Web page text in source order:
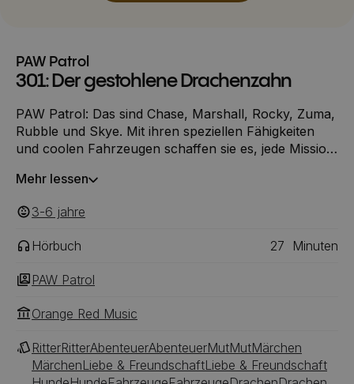
PAW Patrol
301: Der gestohlene Drachenzahn
PAW Patrol: Das sind Chase, Marshall, Rocky, Zuma,
Rubble und Skye. Mit ihren speziellen Fähigkeiten
und coolen Fahrzeugen schaffen sie es, jede Mission
Schloss Bellenburg. Hier werden sie von der
Ritter Klaue möchte den Drachen anlocken und
Doch dafür benötigt er den legendären
Drachenzahn. Als er ihn schließlich findet, entwendet
er ihn aus der Schatzkammer und versucht zu
fliehen. Doch für die PAW Patrol gilt: Kein Einsatz zu
groß, keine Pfote zu klein!
Mehr lessen
3-6 ‎‎ jahre
Hörbuch 27 Minuten
PAW Patrol
Orange Red Music
RitterRitterAbenteuerAbenteuerMutMutMärchen
MärchenLiebe & FreundschaftLiebe & Freundschaft